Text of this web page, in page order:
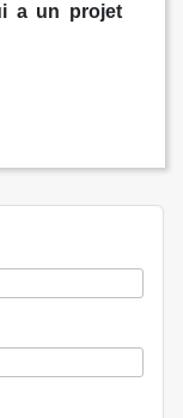
a un projet